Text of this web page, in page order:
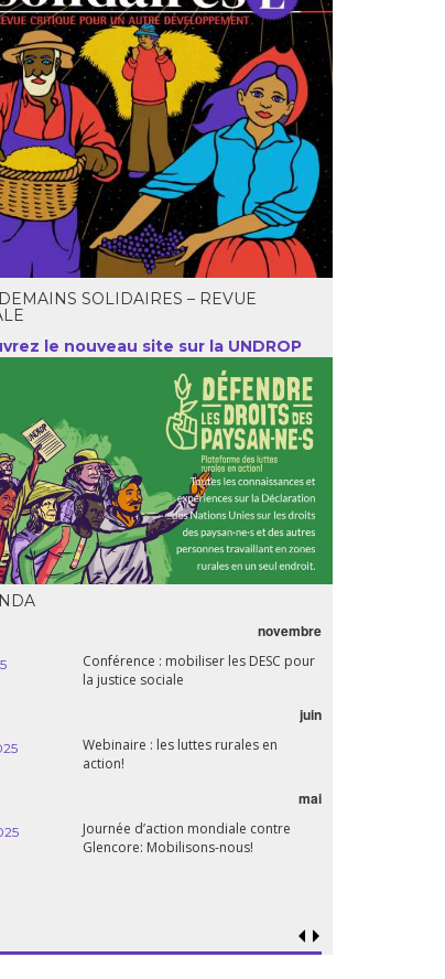
SOLIDAIRES – REVUE
le nouveau site sur la UNDROP
novembre
Conférence : mobiliser les DESC pour
la justice sociale
juin
Webinaire : les luttes rurales en
action!
mai
Journée d’action mondiale contre
Glencore: Mobilisons-nous!